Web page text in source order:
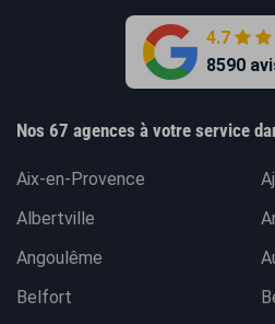
4.7
8590
Nos 67 agences à votre service
Aix-en-Provence
Albertville
Angoulême
Belfort